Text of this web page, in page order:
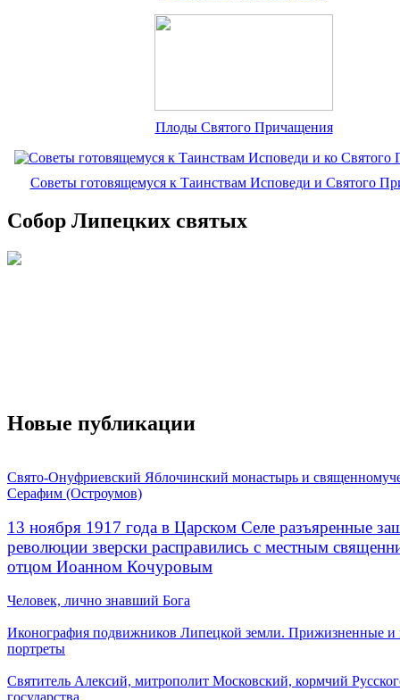
Плоды Святого Причащения
Советы готовящемуся к Таинствам Исповеди и Святого
Собор Липецких святых
Новые публикации
Свято-Онуфриевский Яблочинский монастырь и
Серафим (Остроумов)
13 ноября 1917 года в Царском Селе разъяренные
революции зверски расправились с местным
отцом Иоанном Кочуровым
Человек, лично знавший Бога
Иконография подвижников Липецкой земли. Прижизненные и
портреты
Святитель Алексий, митрополит Московский, кормчий
государства